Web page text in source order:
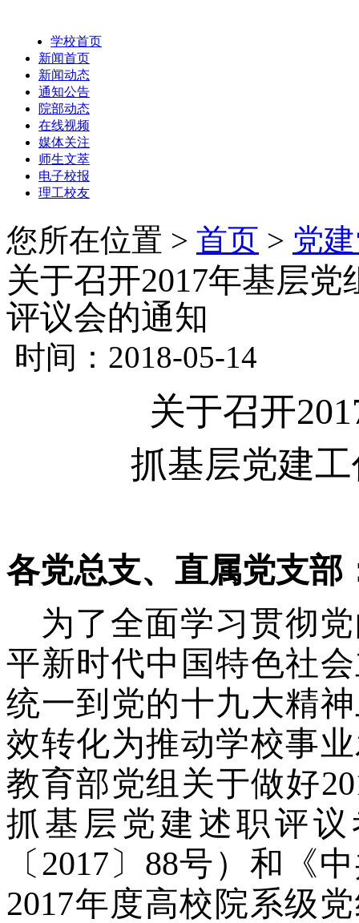
学校首页
新闻首页
新闻动态
通知公告
院部动态
在线视频
媒体关注
师生文萃
电子校报
理工校友
您所在位置 > 首页 > 党
关于召开2017年基层
评议会的通知
时间：2018-05-14
关于召开
抓基层党建
各党总支、直属党支部
为了全面学习贯彻
平新时代中国特色社
统一到党的十九大精
效转化为推动学校事
教育部党组关于做好
抓基层党建述职评
〔2017〕88号）和《
2017年度高校院系级